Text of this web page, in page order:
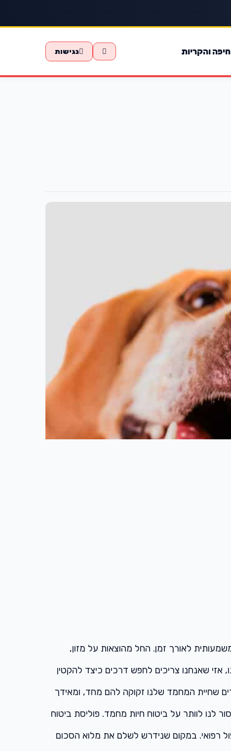
והקריות נגישות
לאורך זמן. החל מהוצאות על מזון,
אזי שאנחנו צריכים לחפש דרכים כיצד להקטין
שחיית המחמד שלנו זקוקה להם מחד, ומאידך
לנו לוותר על ביטוח חיות מחמד. פוליסת ביטוח
רפואי. במקום שנידרש לשלם את מלוא הסכום